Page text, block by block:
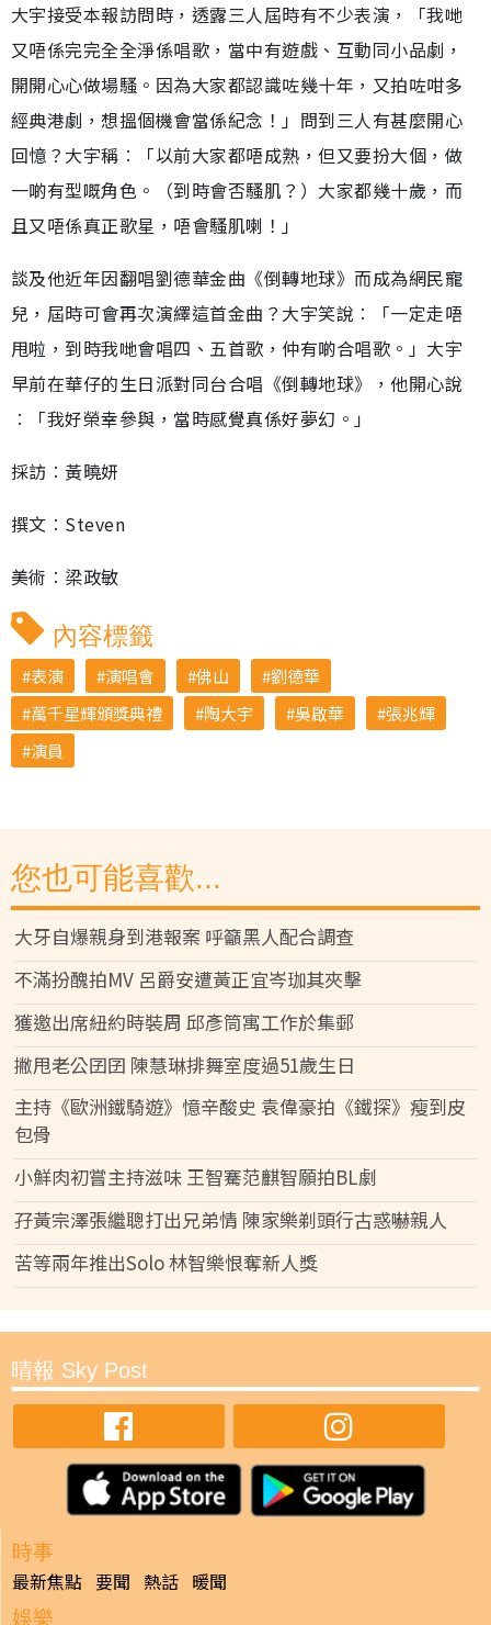
大宇接受本報訪問時，透露三人屆時有不少表演，「我哋
又唔係完完全全淨係唱歌，當中有遊戲、互動同小品劇，
開開心心做場騷。因為大家都認識咗幾十年，又拍咗咁多
經典港劇，想搵個機會當係紀念！」問到三人有甚麼開心
回憶？大宇稱︰「以前大家都唔成熟，但又要扮大個，做
一啲有型嘅角色。（到時會否騷肌？）大家都幾十歲，而
且又唔係真正歌星，唔會騷肌喇！」
談及他近年因翻唱劉德華金曲《倒轉地球》而成為網民寵
兒，屆時可會再次演繹這首金曲？大宇笑說︰「一定走唔
甩啦，到時我哋會唱四、五首歌，仲有啲合唱歌。」大宇
早前在華仔的生日派對同台合唱《倒轉地球》，他開心說
︰「我好榮幸參與，當時感覺真係好夢幻。」
採訪︰黃曉妍
撰文︰Steven
美術︰梁政敏
內容標籤
表演 演唱會 佛山
劉德華
萬千星輝頒獎典禮
陶大宇 吳啟華
張兆輝
演員
您也可能喜歡...
大牙自爆親身到港報案 呼籲黑人配合調查
不滿扮醜拍MV 呂爵安遭黃正宜岑珈其夾擊
獲邀出席紐約時裝周 邱彥筒寓工作於集郵
撇甩老公囝囝 陳慧琳排舞室度過51歲生日
主持《歐洲鐵騎遊》憶辛酸史 袁偉豪拍《鐵探》瘦到皮
包骨
小鮮肉初嘗主持滋味 王智騫范麒智願拍BL劇
孖黃宗澤張繼聰打出兄弟情 陳家樂剃頭行古惑嚇親人
苦等兩年推出Solo 林智樂恨奪新人獎
晴報 Sky Post
時事
最新焦點 要聞 熱話 暖聞
娛樂